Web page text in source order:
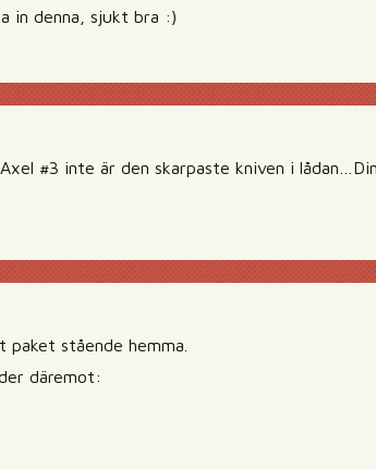
in denna, sjukt bra :)
#3 inte är den skarpaste kniven i
stående hemma.
däremot: